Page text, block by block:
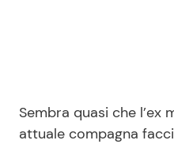
Disclaimer e Privacy
Sembra quasi che l’ex
attuale compagna